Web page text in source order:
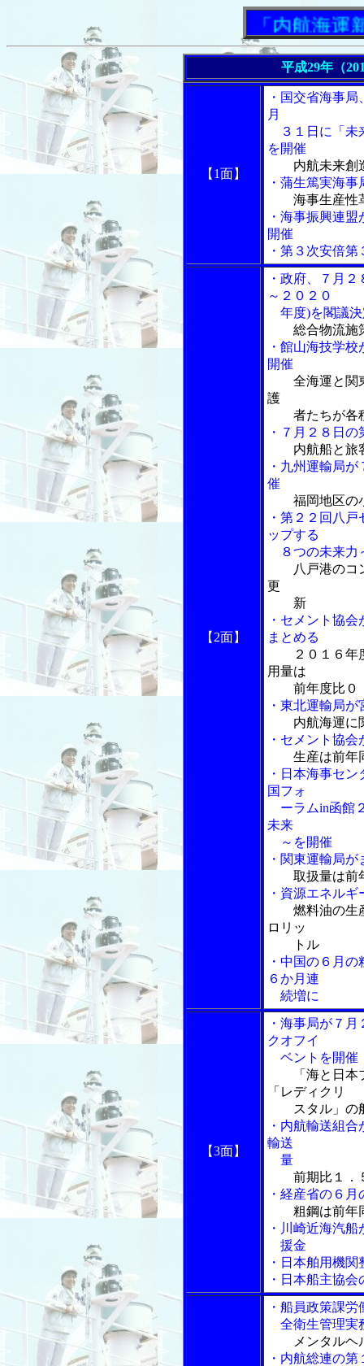
「内航海運新聞」
平成29年（
【1面】
・国交省海事
月
３１日に「未
を開催
内航未来創
・蒲生篤実海
海事生産性
・海事振興連
開催
・第３次安倍
【2面】
・政府、７月
～２０２０
年度)を閣議決
総合物流施
・館山海技学
開催
全海運と関
護
者たちが各種
・７月２８日
内航船と旅
・九州運輸局
催
福岡地区の
・第２２回八
ップする
８つの未来力
八戸港のコ
更
新
・セメント協
まとめる
２０１６
用量は
前年度比０．
・東北運輸局
内航海運に
・セメント協
生産は前年
・日本海事セ
国フォ
ーラムin函館
未来
～を開催
・関東運輸局
取扱量は前
・資源エネル
燃料油の生
ロリッ
トル
・中国の６月
６か月連
続増に
【3面】
・海事局が７
クオフイ
ベントを開催
「海と日
「レディクリ
スタル」の
・内航輸送組
輸送
量
前期比１．
・経産省の６
粗鋼は前年
・川崎近海汽
援金
・日本舶用機
・日本船主協
・船員政策課
全衛生管理実
メンタルヘ
・内航総連の